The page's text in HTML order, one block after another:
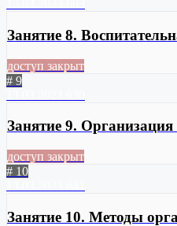
Занятие 8.
доступ закрыт
# 9
Занятие 9.
доступ закрыт
# 10
Занятие 10. Методы